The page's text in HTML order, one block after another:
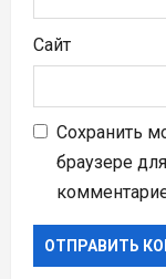
Сайт
Сохранить
браузере